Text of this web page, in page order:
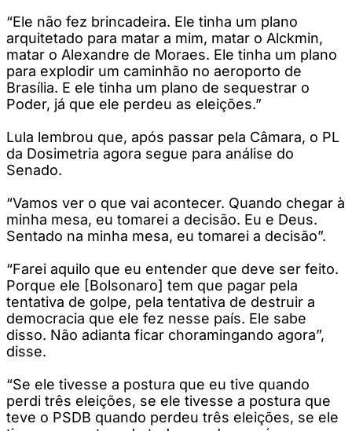
“Ele não fez brincadeira. Ele tinha um plano
arquitetado para matar a mim, matar o Alckmin,
matar o Alexandre de Moraes. Ele tinha um plano
para explodir um caminhão no aeroporto de
Brasília. E ele tinha um plano de sequestrar o
Poder, já que ele perdeu as eleições.”
Lula lembrou que, após passar pela Câmara, o PL
da Dosimetria agora segue para análise do
Senado.
“Vamos ver o que vai acontecer. Quando chegar à
minha mesa, eu tomarei a decisão. Eu e Deus.
Sentado na minha mesa, eu tomarei a decisão”.
“Farei aquilo que eu entender que deve ser feito.
Porque ele [Bolsonaro] tem que pagar pela
tentativa de golpe, pela tentativa de destruir a
democracia que ele fez nesse país. Ele sabe
disso. Não adianta ficar choramingando agora”,
disse.
“Se ele tivesse a postura que eu tive quando
perdi três eleições, se ele tivesse a postura que
teve o PSDB quando perdeu três eleições, se ele